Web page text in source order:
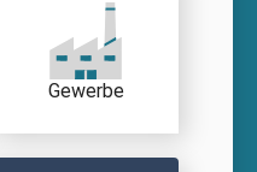
Gewerbe